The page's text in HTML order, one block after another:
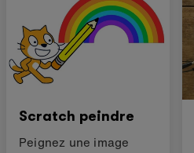
Scratch peindre
Peignez une image